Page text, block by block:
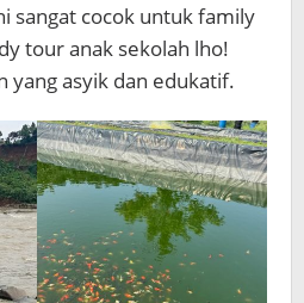
sangat cocok untuk family
tour anak sekolah lho!
yang asyik dan edukatif.